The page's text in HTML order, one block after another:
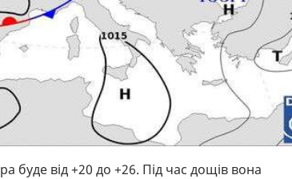
буде від +20 до +26. Під час дощів вона